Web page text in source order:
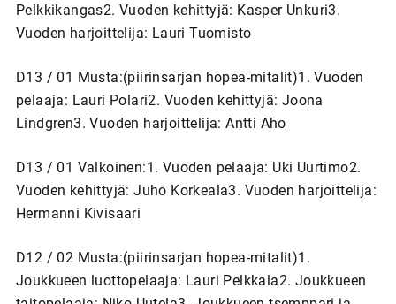
Pelkkikangas2. Vuoden kehittyjä: Kasper Unkuri3.
Vuoden harjoittelija: Lauri Tuomisto
D13 / 01 Musta:(piirinsarjan hopea-mitalit)1. Vuoden
pelaaja: Lauri Polari2. Vuoden kehittyjä: Joona
Lindgren3. Vuoden harjoittelija: Antti Aho
D13 / 01 Valkoinen:1. Vuoden pelaaja: Uki Uurtimo2.
Vuoden kehittyjä: Juho Korkeala3. Vuoden harjoittelija:
Hermanni Kivisaari
D12 / 02 Musta:(piirinsarjan hopea-mitalit)1.
Joukkueen luottopelaaja: Lauri Pelkkala2. Joukkueen